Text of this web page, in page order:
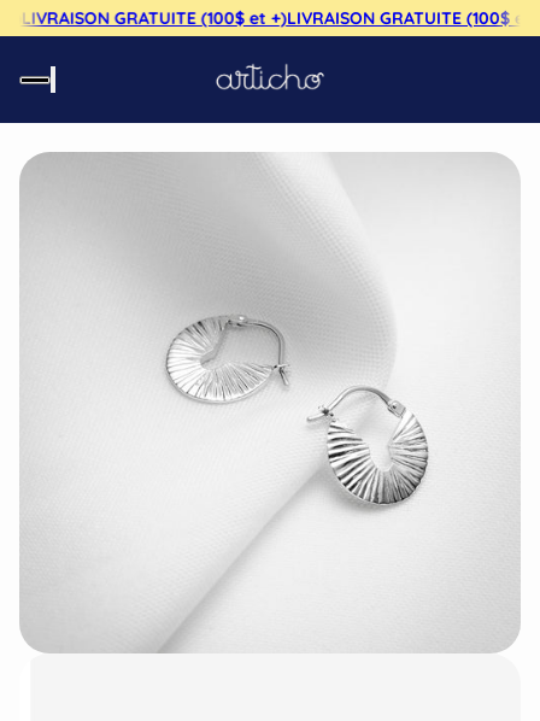
LIVRAISON GRATUITE (100$ et +)LIVRAISON GRATUITE (100$ et